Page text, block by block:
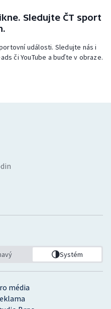
Sledujte ČT sport
události. Sledujte nás i
či YouTube a buďte v obraze.
média
Systém